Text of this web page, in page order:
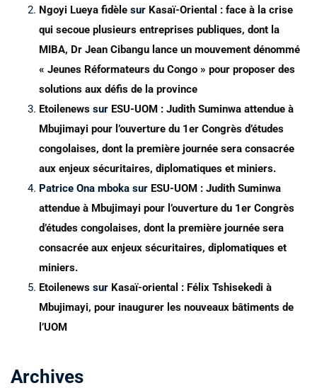
Ngoyi Lueya fidèle sur Kasaï-Oriental : face à la crise
qui secoue plusieurs entreprises publiques, dont la
MIBA, Dr Jean Cibangu lance un mouvement dénommé
« Jeunes Réformateurs du Congo » pour proposer des
solutions aux défis de la province
Etoilenews sur ESU-UOM : Judith Suminwa attendue à
Mbujimayi pour l’ouverture du 1er Congrès d’études
congolaises, dont la première journée sera consacrée
aux enjeux sécuritaires, diplomatiques et miniers.
Patrice Ona mboka sur ESU-UOM : Judith Suminwa
attendue à Mbujimayi pour l’ouverture du 1er Congrès
d’études congolaises, dont la première journée sera
consacrée aux enjeux sécuritaires, diplomatiques et
miniers.
Etoilenews sur Kasaï-oriental : Félix Tshisekedi à
Mbujimayi, pour inaugurer les nouveaux bâtiments de
l’UOM
Archives